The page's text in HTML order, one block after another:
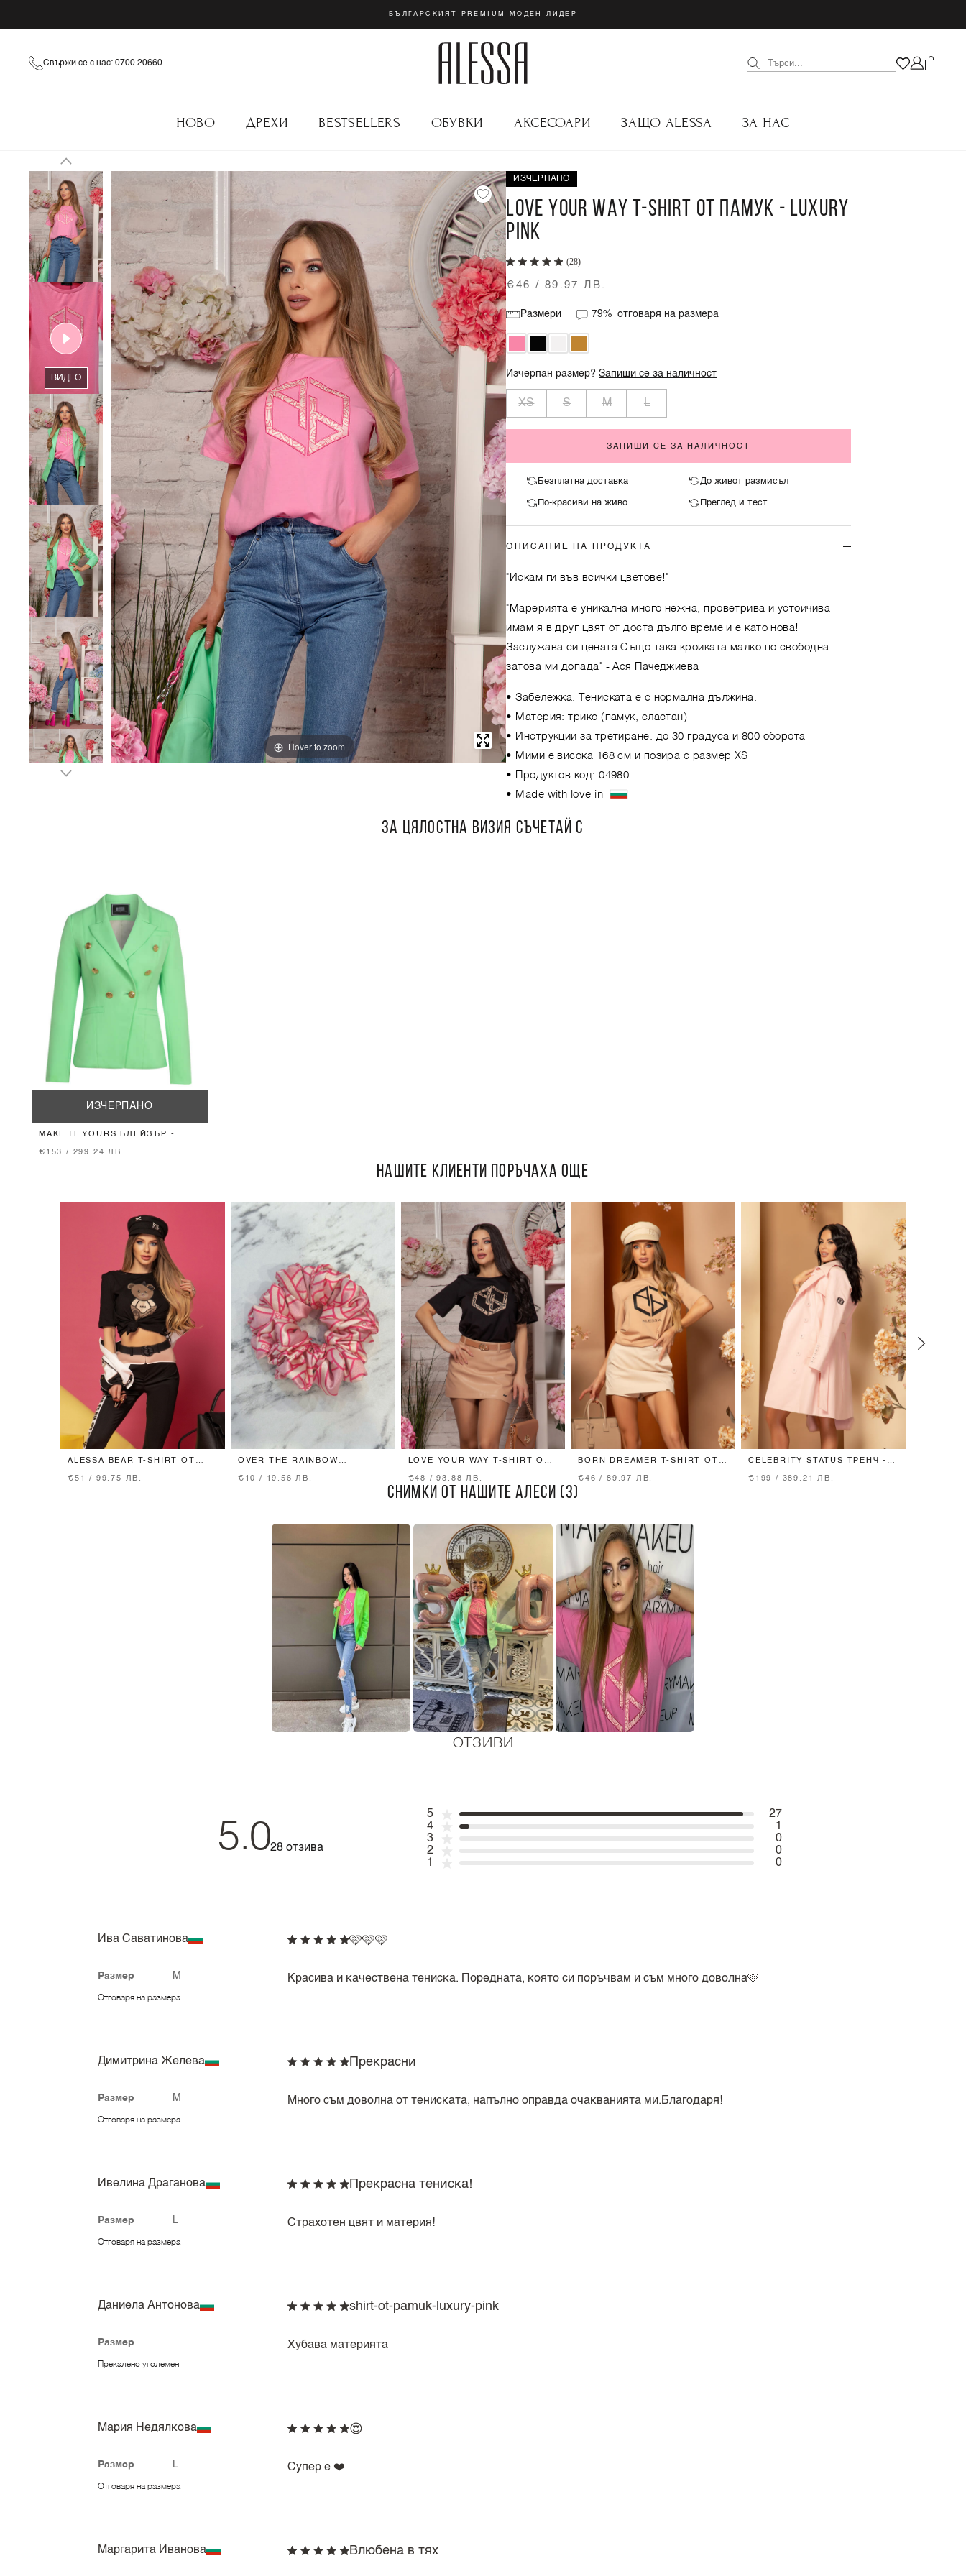
БЪЛГАРСКИЯТ PREMIUM МОДЕН ЛИДЕР
Свържи се с нас: 0700 20660
НОВО ДРЕХИ BESTSELLERS ОБУВКИ АКСЕСОАРИ ЗАЩО ALESSA ЗА НАС
ВИДЕО
Hover to zoom
ИЗЧЕРПАНО
LOVE YOUR WAY T-SHIRT ОТ ПАМУК - LUXURY
PINK
(28)
€46 / 89.97 ЛВ.
Размери 79%отговаря на размера
Изчерпан размер?Запиши се за наличност
XS S M L
ЗАПИШИ СЕ ЗА НАЛИЧНОСТ
Безплатна доставка До живот размисъл
По-красиви на живо Преглед и тест
ОПИСАНИЕ НА ПРОДУКТА
"Искам ги във всички цветове!"
"Марерията е уникална много нежна, проветрива и устойчива -
имам я в друг цвят от доста дълго време и е като нова!
Заслужава си цената.Също така кройката малко по свободна
затова ми допада" - Ася Пачеджиева
• Забележка: Тениската е с нормална дължина.
• Материя: трико (памук, еластан)
• Инструкции за третиране: до 30 градуса и 800 оборота
• Мими е висока 168 см и позира с размер XS
• Продуктов код: 04980
• Made with love in
ЗА ЦЯЛОСТНА ВИЗИЯ СЪЧЕТАЙ С
ИЗЧЕРПАНО
MAKE IT YOURS БЛЕЙЗЪР -
€153 / 299.24 ЛВ.
НАШИТЕ КЛИЕНТИ ПОРЪЧАХА ОЩЕ
ALESSA BEAR T-SHIRT ОТ
€51 / 99.75 ЛВ.
OVER THE RAINBOW
PINK
€10 / 19.56 ЛВ.
LOVE YOUR WAY T-SHIRT ОТ
LUXURY BLACK
€48 / 93.88 ЛВ.
BORN DREAMER T-SHIRT ОТ
€46 / 89.97 ЛВ.
CELEBRITY STATUS ТРЕНЧ -
€199 / 389.21 ЛВ.
СНИМКИ ОТ НАШИТЕ АЛЕСИ (3)
ОТЗИВИ
5.028 отзива
5
27
4
1
3
0
2
0
1
0
Ива Саватинова
Размер M
Отговаря на размера
🩷🩷🩷
Красива и качествена тениска. Поредната, която си поръчвам и съм много доволна🩷
Димитрина Желева
Размер M
Отговаря на размера
Прекрасни
Много съм доволна от тениската, напълно оправда очакванията ми.Благодаря!
Ивелина Драганова
Размер L
Отговаря на размера
Прекрасна тениска!
Страхотен цвят и материя!
Даниела Антонова
Размер
Прекалено уголемен
shirt-ot-pamuk-luxury-pink
Хубава материята
Мария Недялкова
Размер L
Отговаря на размера
😍
Супер е ❤️
Маргарита Иванова Влюбена в тях